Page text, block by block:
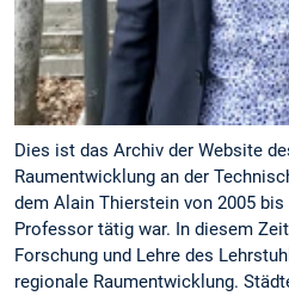
Dies ist das Archiv der Website
Raumentwicklung an der
dem Alain Thierstein von 2005
Professor tätig war. In diesem
Forschung und Lehre des
regionale Raumentwicklung.